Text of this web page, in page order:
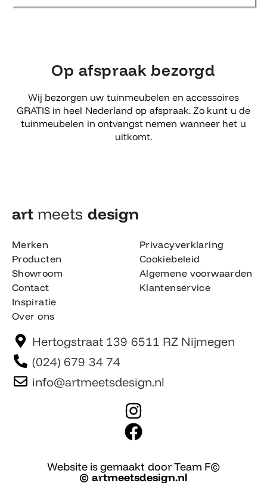
Op afspraak bezorgd
Wij bezorgen uw tuinmeubelen en accessoires
GRATIS in heel Nederland op afspraak. Zo kunt u de
tuinmeubelen in ontvangst nemen wanneer het u
uitkomt.
art meets design​
Merken
Producten
Showroom
Contact
Inspiratie
Over ons
Privacyverklaring
Cookiebeleid
Algemene voorwaarden
Klantenservice
Hertogstraat 139 6511 RZ Nijmegen
(024) 679 34 74
info@artmeetsdesign.nl
I
n
s
t
F
c
Website is gemaakt door Team F©
© artmeetsdesign.nl